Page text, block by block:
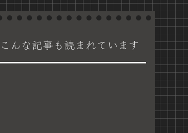
こんな記事も読まれています